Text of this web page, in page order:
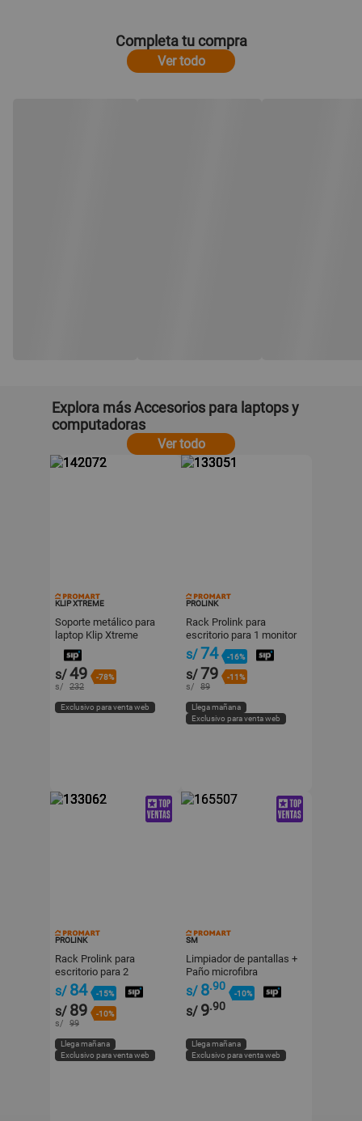
Completa tu compra
Ver todo
Explora más Accesorios para laptops y
computadoras
Ver todo
KLIP XTREME
Soporte metálico para
laptop Klip Xtreme
s/49 -78%
s/ 232
Exclusivo para venta web
PROLINK
Rack Prolink para
escritorio para 1 monitor
17-32"
s/74 -16%
s/79 -11%
s/ 89
Llega mañana
Exclusivo para venta web
PROLINK
Rack Prolink para
escritorio para 2
monitores 17-32"
s/ 84 -15%
s/ 89 -10%
s/ 99
Llega mañana
Exclusivo para venta web
SM
Limpiador de pantallas +
Paño microfibra
s/ 8.90
-10%
s/ 9.90
Llega mañana
Exclusivo para venta web